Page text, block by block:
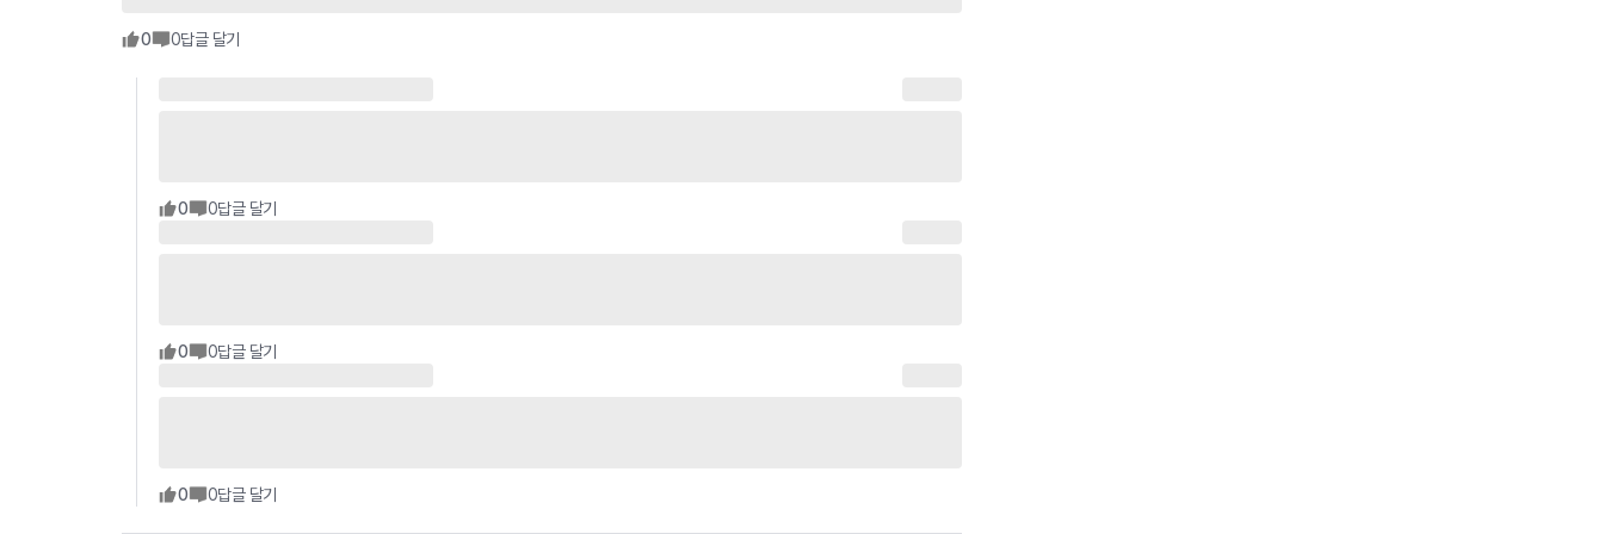
0 0답글 달기
0 0답글 달기
0 0답글 달기
0 0답글 달기